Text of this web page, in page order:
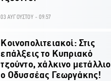
03 ΑΥΓΟΥΣΤΟΥ - 09:57
Κοινοπολιτειακοί: Στις
επάλξεις το Κυπριακό
τζούντο, χάλκινο μετάλλιο
ο Οδυσσέας Γεωργάκης!